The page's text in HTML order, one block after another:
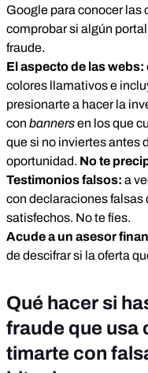
Google para conocer las
comprobar si algún
fraude.
El aspecto de las webs:
colores llamativos e
presionarte a hacer la
con bannersen los que
que si no inviertes antes
oportunidad. No te
Testimonios falsos: a
con declaraciones falsas
satisfechos. No te fíes.
Acude a un asesor
de descifrar si la oferta
Qué hacer si
fraude que usa
timarte con